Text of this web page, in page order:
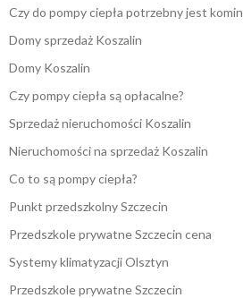
Czy do pompy ciepła potrzebny jest
Domy sprzedaż Koszalin
Domy Koszalin
Czy pompy ciepła są opłacalne?
Sprzedaż nieruchomości Koszalin
Nieruchomości na sprzedaż Koszalin
Co to są pompy ciepła?
Punkt przedszkolny Szczecin
Przedszkole prywatne Szczecin cena
Systemy klimatyzacji Olsztyn
Przedszkole prywatne Szczecin